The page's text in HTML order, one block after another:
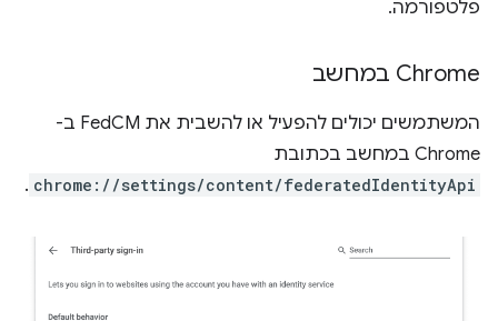
פלטפורמה.
‫Chrome במחשב
המשתמשים יכולים להפעיל או להשבית את FedCM ב-
Chrome במחשב בכתובת
chrome://settings/content/federatedIdentityApi
.